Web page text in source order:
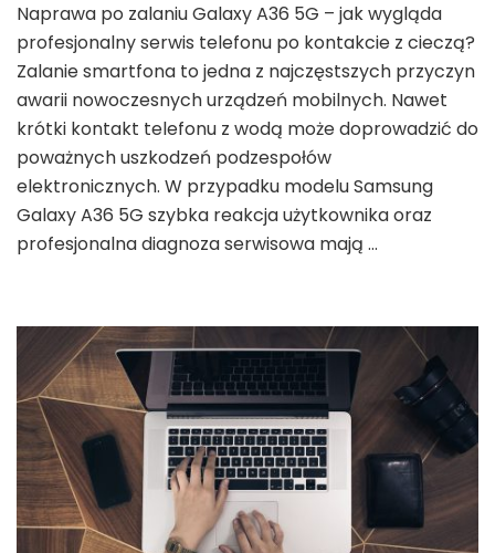
Naprawa
po
zalaniu
A36
5G
Naprawa po zalaniu Galaxy A36 5G – jak wygląda
profesjonalny serwis telefonu po kontakcie z cieczą?
Zalanie smartfona to jedna z najczęstszych przyczyn
awarii nowoczesnych urządzeń mobilnych. Nawet
krótki kontakt telefonu z wodą może doprowadzić do
poważnych uszkodzeń podzespołów
elektronicznych. W przypadku modelu Samsung
Galaxy A36 5G szybka reakcja użytkownika oraz
profesjonalna diagnoza serwisowa mają …